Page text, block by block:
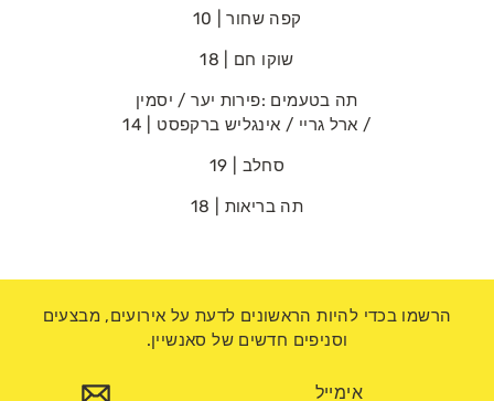
קפה‭ ‬שחור | 10
שוקו‭ ‬חם | 18
תה‭ ‬בטעמים‭: ‬פירות‭ ‬יער‭ / ‬יסמין‭
/ ‬ארל‭ ‬גריי‭ / ‬אינגליש‭ ‬ברקפסט | 14
סחלב | 19
תה‭ ‬בריאות | 18
הרשמו בכדי להיות הראשונים לדעת על אירועים, מבצעים
וסניפים חדשים של סאנשיין.